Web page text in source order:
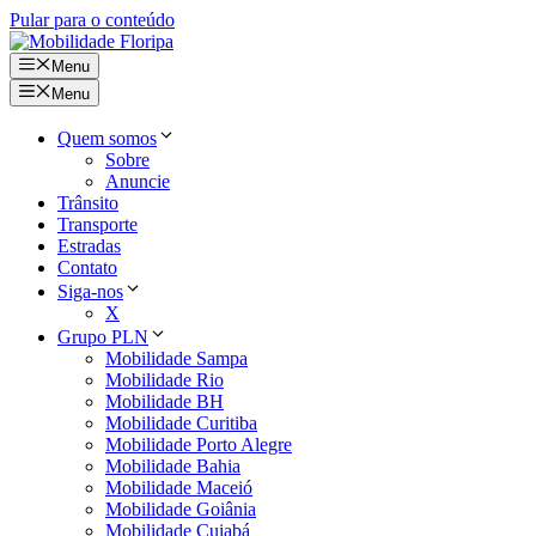
Pular para o conteúdo
Menu
Menu
Quem somos
Sobre
Anuncie
Trânsito
Transporte
Estradas
Contato
Siga-nos
X
Grupo PLN
Mobilidade Sampa
Mobilidade Rio
Mobilidade BH
Mobilidade Curitiba
Mobilidade Porto Alegre
Mobilidade Bahia
Mobilidade Maceió
Mobilidade Goiânia
Mobilidade Cuiabá